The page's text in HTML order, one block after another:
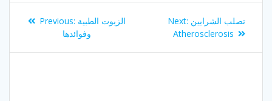
Post
navigation
Previous: Previous
post:
الزيوت الطبية
وفوائدها
Next: Next
post:
تصلب الشرايين
Atherosclerosis